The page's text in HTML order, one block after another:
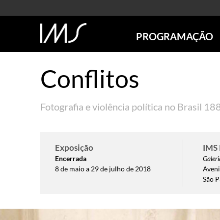
PROGRAMAÇÃO
ANTERIORES
Conflitos
Fotografia e violência política no Brasil
Exposição
Encerrada
8 de maio a 29 de julho de 2018
IMS
São